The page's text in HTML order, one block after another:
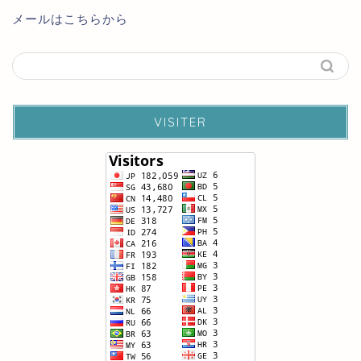
メールはこちらから
VISITER